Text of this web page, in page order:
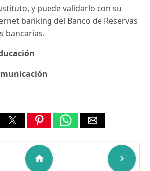
y puede validarlo con su
banking del Banco de Reservas
bancarias.

home